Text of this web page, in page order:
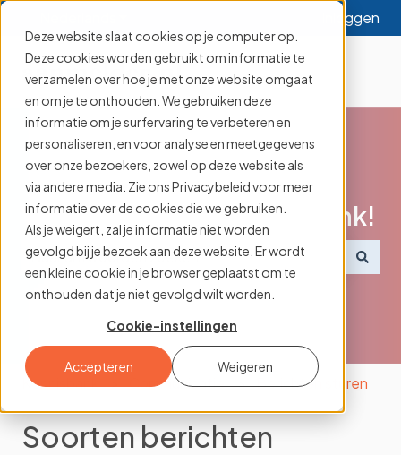
Deze website slaat cookies op je computer op.
Deze cookies worden gebruikt om informatie te
verzamelen over hoe je met onze website omgaat
en om je te onthouden. We gebruiken deze
informatie om je surfervaring te verbeteren en
personaliseren, en voor analyse en meetgegevens
over onze bezoekers, zowel op deze website als
via andere media. Zie ons Privacybeleid voor meer
informatie over de cookies die we gebruiken.
Als je weigert, zal je informatie niet worden
gevolgd bij je bezoek aan deze website. Er wordt
een kleine cookie in je browser geplaatst om te
onthouden dat je niet gevolgd wilt worden.
Cookie-instellingen
Accepteren Weigeren
Inloggen
Welkom op onze kennisbank!
Er zijn geen suggesties want het zoekveld is leeg.
Kennisbank Communicatie Berichten sturen
Soorten berichten